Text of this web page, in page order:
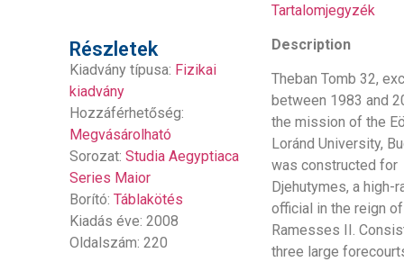
Részletek
Kiadvány típusa: Fizikai
kiadvány
Hozzáférhetőség:
Megvásárolható
Sorozat:Studia Aegyptiaca
Series Maior
Borító:Táblakötés
Kiadás éve: 2008
Oldalszám: 220
Tartalomjegyzék
Description
Theban Tomb 32,
between 1983 and
the mission of the
Loránd University,
was constructed for
Djehutymes, a high-
official in the reign of
Ramesses II.
three large